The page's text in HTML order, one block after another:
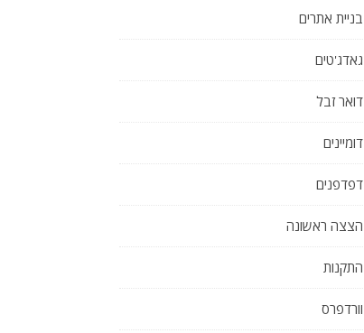
בניית אתרים
גאדג'טים
דואר זבל
דומיינים
דפדפנים
הצצה ראשונה
התקנות
וורדפרס